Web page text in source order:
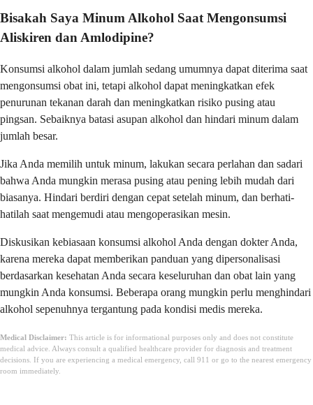
Bisakah Saya Minum Alkohol Saat Mengonsumsi
Aliskiren dan Amlodipine?
Konsumsi alkohol dalam jumlah sedang umumnya dapat diterima saat
mengonsumsi obat ini, tetapi alkohol dapat meningkatkan efek
penurunan tekanan darah dan meningkatkan risiko pusing atau
pingsan. Sebaiknya batasi asupan alkohol dan hindari minum dalam
jumlah besar.
Jika Anda memilih untuk minum, lakukan secara perlahan dan sadari
bahwa Anda mungkin merasa pusing atau pening lebih mudah dari
biasanya. Hindari berdiri dengan cepat setelah minum, dan berhati-
hatilah saat mengemudi atau mengoperasikan mesin.
Diskusikan kebiasaan konsumsi alkohol Anda dengan dokter Anda,
karena mereka dapat memberikan panduan yang dipersonalisasi
berdasarkan kesehatan Anda secara keseluruhan dan obat lain yang
mungkin Anda konsumsi. Beberapa orang mungkin perlu menghindari
alkohol sepenuhnya tergantung pada kondisi medis mereka.
Medical Disclaimer: This article is for informational purposes only and does not constitute
medical advice. Always consult a qualified healthcare provider for diagnosis and treatment
decisions. If you are experiencing a medical emergency, call 911 or go to the nearest emergency
room immediately.